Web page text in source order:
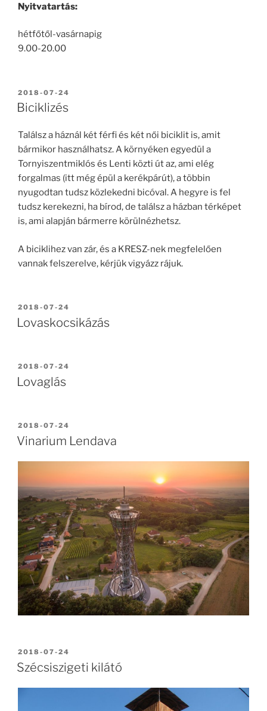
Nyitvatartás:
hétfőtől-vasárnapig
9.00-20.00
BEKÜLDVE:
2018-07-24
Biciklizés
Találsz a háznál két férfi és két női biciklit is, amit
bármikor használhatsz. A környéken egyedül a
Tornyiszentmiklós és Lenti közti út az, ami elég
forgalmas (itt még épül a kerékpárút), a többin
nyugodtan tudsz közlekedni bicóval. A hegyre is fel
tudsz kerekezni, ha bírod, de találsz a házban térképet
is, ami alapján bármerre körülnézhetsz.
A biciklihez van zár, és a KRESZ-nek megfelelően
vannak felszerelve, kérjük vigyázz rájuk.
BEKÜLDVE:
2018-07-24
Lovaskocsikázás
BEKÜLDVE:
2018-07-24
Lovaglás
BEKÜLDVE:
2018-07-24
Vinarium Lendava
BEKÜLDVE:
2018-07-24
Szécsiszigeti kilátó